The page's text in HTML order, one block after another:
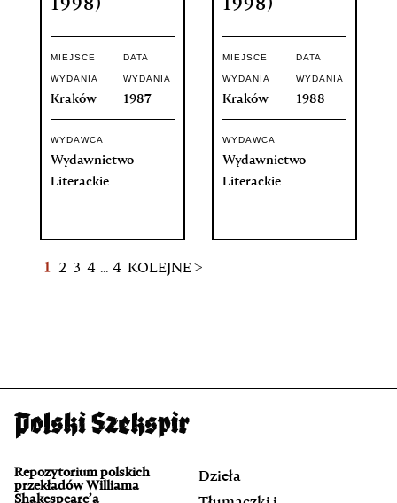
1998)
MIEJSCE
WYDANIA
Kraków
DATA
WYDANIA
1987
WYDAWCA
Wydawnictwo
Literackie
1998)
MIEJSCE
WYDANIA
Kraków
DATA
WYDANIA
1988
WYDAWCA
Wydawnictwo
Literackie
1 2 3 4 ... 4 KOLEJNE >
Repozytorium polskich
przekładów Williama
Shakespeare’a
Dzieła